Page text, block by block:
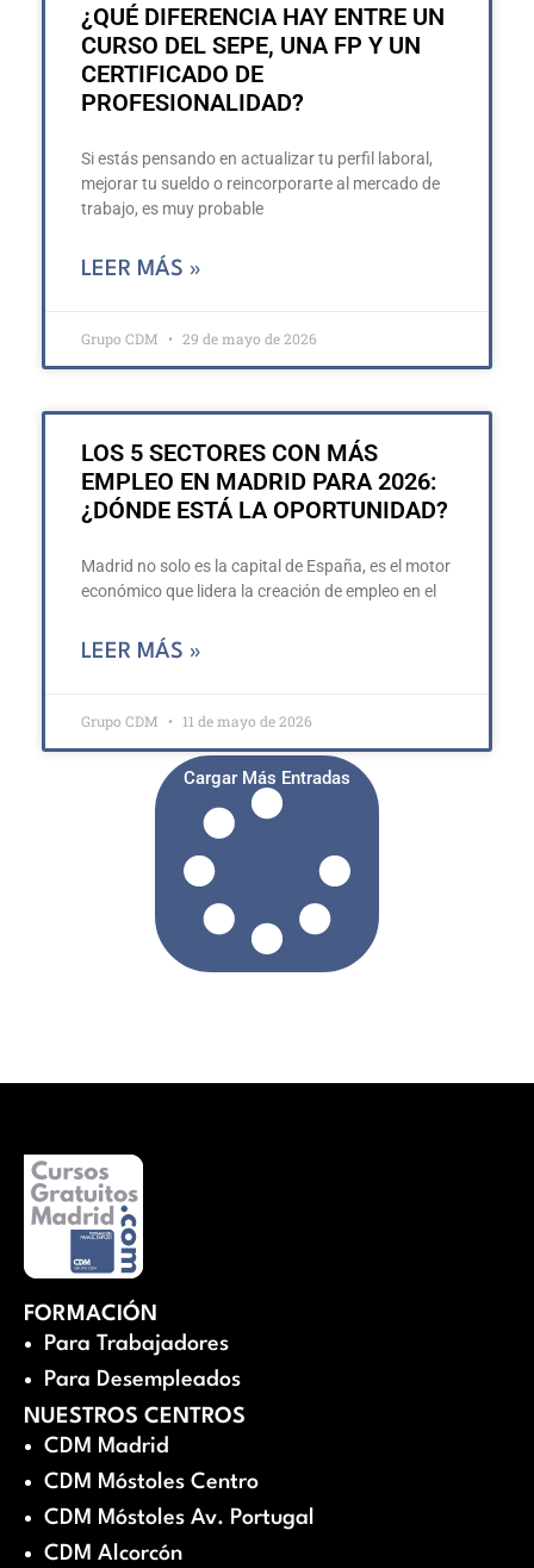
¿QUÉ DIFERENCIA HAY ENTRE UN
CURSO DEL SEPE, UNA FP Y UN
CERTIFICADO DE
PROFESIONALIDAD?
Si estás pensando en actualizar tu perfil laboral,
mejorar tu sueldo o reincorporarte al mercado de
trabajo, es muy probable
LEER MÁS »
Grupo CDM 29 de mayo de 2026
LOS 5 SECTORES CON MÁS
EMPLEO EN MADRID PARA 2026:
¿DÓNDE ESTÁ LA OPORTUNIDAD?
Madrid no solo es la capital de España, es el motor
económico que lidera la creación de empleo en el
LEER MÁS »
Grupo CDM 11 de mayo de 2026
Cargar Más Entradas
FORMACIÓN
Para Trabajadores
Para Desempleados
NUESTROS CENTROS
CDM Madrid
CDM Móstoles Centro
CDM Móstoles Av. Portugal
CDM Alcorcón